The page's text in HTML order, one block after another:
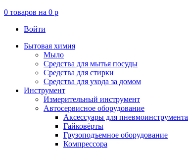
0 товаров на 0 p
Войти
Бытовая химия
Мыло
Средства для мытья посуды
Средства для стирки
Средства для ухода за домом
Инструмент
Измерительный инструмент
Автосервисное оборудование
Аксессуары для пневмоинструмента
Гайковёрты
Грузоподъемное оборудование
Компрессора